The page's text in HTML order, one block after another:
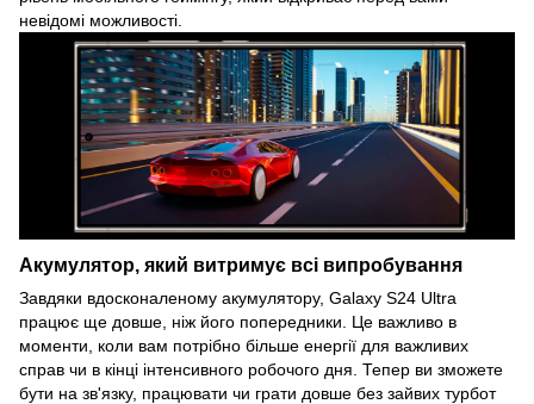
невідомі можливості.
Акумулятор, який витримує всі випробування
Завдяки вдосконаленому акумулятору, Galaxy S24 Ultra
працює ще довше, ніж його попередники. Це важливо в
моменти, коли вам потрібно більше енергії для важливих
справ чи в кінці інтенсивного робочого дня. Тепер ви зможете
бути на зв'язку, працювати чи грати довше без зайвих турбот